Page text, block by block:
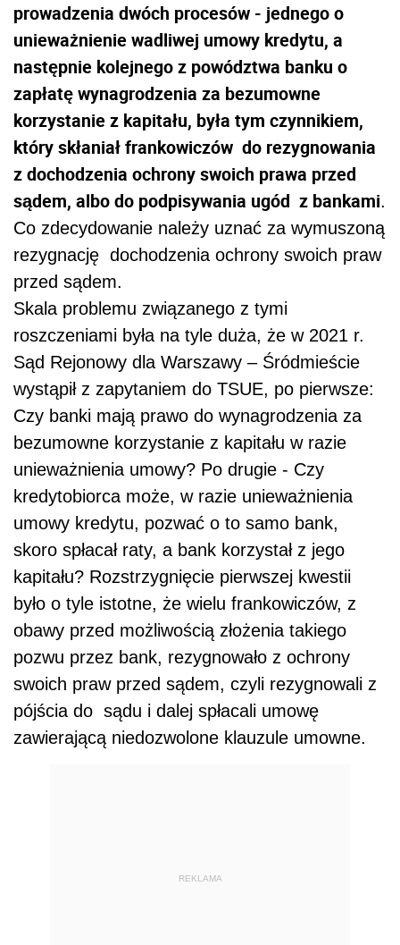
prowadzenia dwóch procesów - jednego o
unieważnienie wadliwej umowy kredytu, a
następnie kolejnego z powództwa banku o
zapłatę wynagrodzenia za bezumowne
korzystanie z kapitału, była tym czynnikiem,
który skłaniał frankowiczów do rezygnowania
z dochodzenia ochrony swoich prawa przed
sądem, albo do podpisywania ugód z bankami.
Co zdecydowanie należy uznać za wymuszoną
rezygnację dochodzenia ochrony swoich praw
przed sądem.
Skala problemu związanego z tymi
roszczeniami była na tyle duża, że w 2021 r.
Sąd Rejonowy dla Warszawy – Śródmieście
wystąpił z zapytaniem do TSUE, po pierwsze:
Czy banki mają prawo do wynagrodzenia za
bezumowne korzystanie z kapitału w razie
unieważnienia umowy? Po drugie - Czy
kredytobiorca może, w razie unieważnienia
umowy kredytu, pozwać o to samo bank,
skoro spłacał raty, a bank korzystał z jego
kapitału? Rozstrzygnięcie pierwszej kwestii
było o tyle istotne, że wielu frankowiczów, z
obawy przed możliwością złożenia takiego
pozwu przez bank, rezygnowało z ochrony
swoich praw przed sądem, czyli rezygnowali z
pójścia do sądu i dalej spłacali umowę
zawierającą niedozwolone klauzule umowne.
REKLAMA